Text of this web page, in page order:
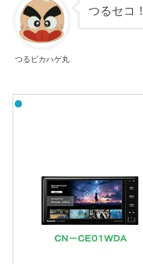
つるピカハゲ丸
つるセコ！